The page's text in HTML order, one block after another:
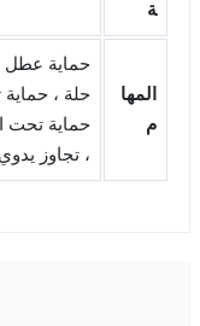
ة
المها
م
حماية عطل
حلة ،
حماية تحت
، تجاوز